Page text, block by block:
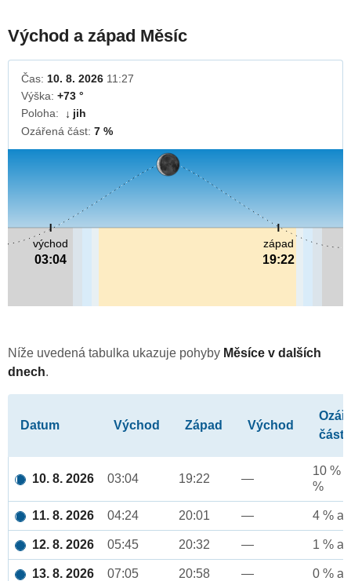
Východ a západ Měsíc
Čas: 10. 8. 2026 11:27
Výška: +73 °
Poloha:
↓ jih
Ozářená část: 7 %
východ
03:04
západ
19:22
Níže uvedená tabulka ukazuje pohyby Měsíce v dalších
dnech.
Datum Východ Západ Východ
část
10. 8. 2026 03:04 19:22 —
10 %
%
11. 8. 2026 04:24 20:01 — 4 %
12. 8. 2026 05:45 20:32 — 1 %
13. 8. 2026 07:05 20:58 — 0 %